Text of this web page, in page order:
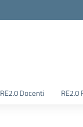
RE2.0 Docenti RE2.0